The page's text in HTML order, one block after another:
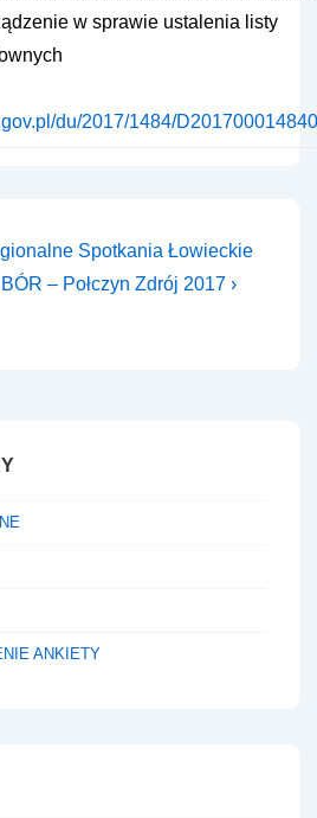
w sprawie ustalenia listy
du/2017/1484/
Spotkania Łowieckie
– Połczyn Zdrój 2017 ›
ANKIETY